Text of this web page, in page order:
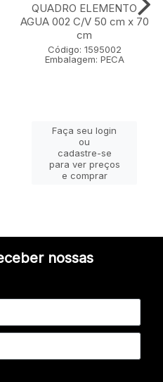
QUADRO ELEMENTO
AGUA 002 C/V 50 cm x 70
cm
Código: 1595002
Embalagem: PECA
Faça seu login
ou
cadastre-se
para ver preços
e comprar
nossas